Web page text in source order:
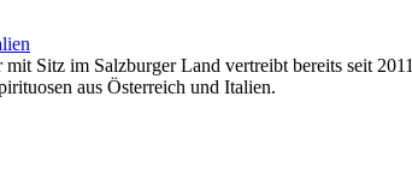
Sitz im Salzburger Land vertreibt bereits seit 2011
aus Österreich und Italien.